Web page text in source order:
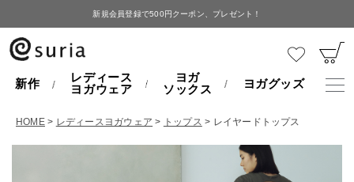
新規会員登録で500円クーポン、プレゼント！
新作
レディース
ヨガウェア
ヨガ
ソックス
ヨガグッズ
HOME レディースヨガウェア トップス レイヤードトップス